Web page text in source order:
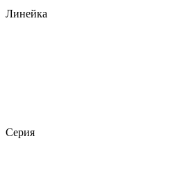
Линейка
Серия